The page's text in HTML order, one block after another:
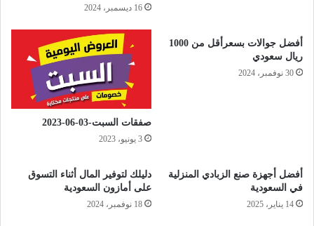
16 ديسمبر، 2024
أفضل جوالات بسعرأقل من 1000
ريال سعودي
30 نوفمبر، 2024
صفقات السبت-03-06-2023
3 يونيو، 2023
أفضل أجهزة صنع الزبادي المنزلية
في السعودية
14 يناير، 2025
دليلك لتوفير المال أثناء التسوق
على أمازون السعودية
18 نوفمبر، 2024